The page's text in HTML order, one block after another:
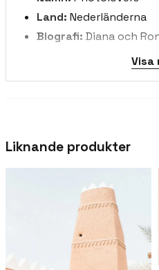
Land: Nederländerna
Biografi: Diana och
Nederländerna. De är
njuter av äventyr och
sin fotografering
och inspirera andra.
formas av den
särskilt öknar och berg.
Visa
Liknande produkter